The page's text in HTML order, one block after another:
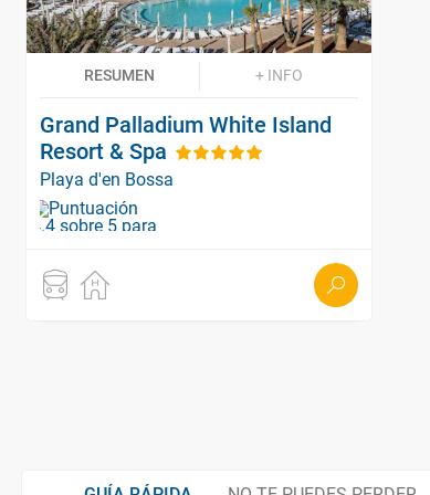
RESUMEN + INFO
Grand Palladium White Island
Resort & Spa
Playa d'en Bossa